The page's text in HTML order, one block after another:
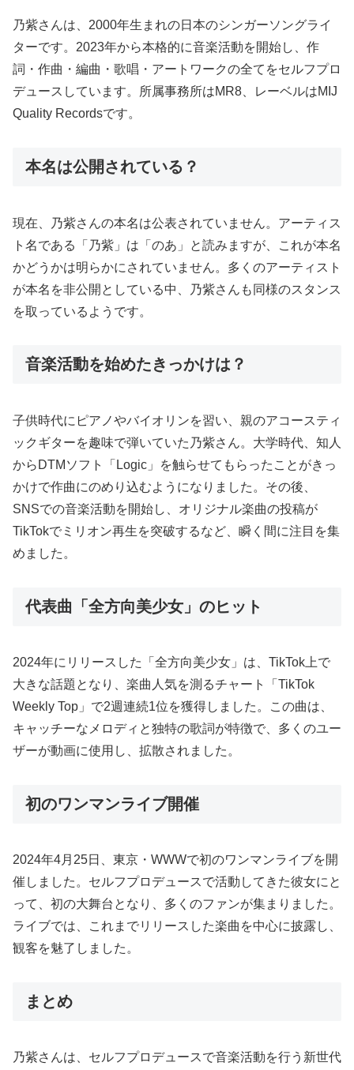
乃紫さんは、2000年生まれの日本のシンガーソングライ
ターです。2023年から本格的に音楽活動を開始し、作
詞・作曲・編曲・歌唱・アートワークの全てをセルフプロ
デュースしています。所属事務所はMR8、レーベルはMIJ
Quality Recordsです。
本名は公開されている？
現在、乃紫さんの本名は公表されていません。アーティス
ト名である「乃紫」は「のあ」と読みますが、これが本名
かどうかは明らかにされていません。多くのアーティスト
が本名を非公開としている中、乃紫さんも同様のスタンス
を取っているようです。
音楽活動を始めたきっかけは？
子供時代にピアノやバイオリンを習い、親のアコースティ
ックギターを趣味で弾いていた乃紫さん。大学時代、知人
からDTMソフト「Logic」を触らせてもらったことがきっ
かけで作曲にのめり込むようになりました。その後、
SNSでの音楽活動を開始し、オリジナル楽曲の投稿が
TikTokでミリオン再生を突破するなど、瞬く間に注目を集
めました。
代表曲「全方向美少女」のヒット
2024年にリリースした「全方向美少女」は、TikTok上で
大きな話題となり、楽曲人気を測るチャート「TikTok
Weekly Top」で2週連続1位を獲得しました。この曲は、
キャッチーなメロディと独特の歌詞が特徴で、多くのユー
ザーが動画に使用し、拡散されました。
初のワンマンライブ開催
2024年4月25日、東京・WWWで初のワンマンライブを開
催しました。セルフプロデュースで活動してきた彼女にと
って、初の大舞台となり、多くのファンが集まりました。
ライブでは、これまでリリースした楽曲を中心に披露し、
観客を魅了しました。
まとめ
乃紫さんは、セルフプロデュースで音楽活動を行う新世代